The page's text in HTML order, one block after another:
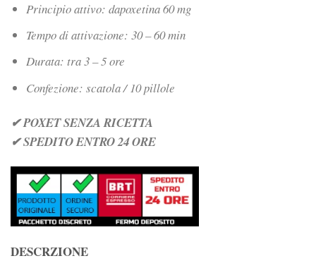
Principio attivo: dapoxetina 60 mg
Tempo di attivazione: 30 – 60 min
Durata: tra 3 – 5 ore
Confezione: scatola / 10 pillole
✔ POXET SENZA RICETTA
✔ SPEDITO ENTRO 24 ORE
DESCRZIONE